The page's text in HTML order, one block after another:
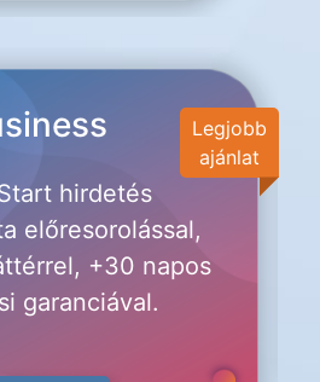
Legjobb
ajánlat
hirdetés
előresorolással,
+30 napos
garanciával.